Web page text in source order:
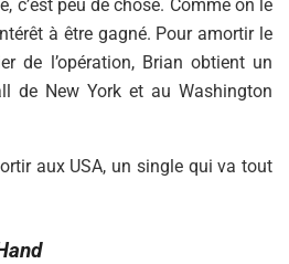
c’est peu de chose. Comme on le
à être gagné. Pour amortir le
de l’opération, Brian obtient un
de New York et au Washington
aux USA, un single qui va tout